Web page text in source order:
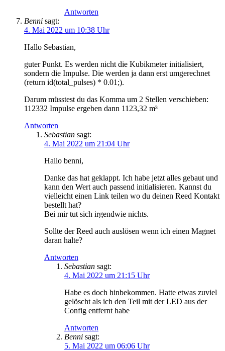
Antworten
Benni sagt:
4. Mai 2022 um 10:38 Uhr
Hallo Sebastian,
guter Punkt. Es werden nicht die Kubikmeter initialisiert,
sondern die Impulse. Die werden ja dann erst umgerechnet
(return id(total_pulses) * 0.01;).
Darum müsstest du das Komma um 2 Stellen verschieben:
112332 Impulse ergeben dann 1123,32 m³
Antworten
Sebastian sagt:
4. Mai 2022 um 21:04 Uhr
Hallo benni,
Danke das hat geklappt. Ich habe jetzt alles gebaut und
kann den Wert auch passend initialisieren. Kannst du
vielleicht einen Link teilen wo du deinen Reed Kontakt
bestellt hat?
Bei mir tut sich irgendwie nichts.
Sollte der Reed auch auslösen wenn ich einen Magnet
daran halte?
Antworten
Sebastian sagt:
4. Mai 2022 um 21:15 Uhr
Habe es doch hinbekommen. Hatte etwas zuviel
gelöscht als ich den Teil mit der LED aus der
Config entfernt habe
Antworten
Benni sagt:
5. Mai 2022 um 06:06 Uhr